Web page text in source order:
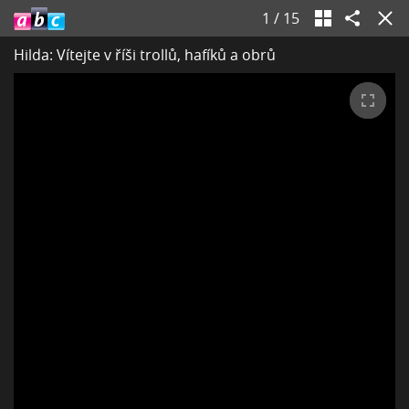
1 / 15
Hilda: Vítejte v říši trollů, hafíků a obrů